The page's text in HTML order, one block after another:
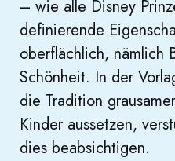
– wie alle Disney
definierende
oberflächlich, nämlich
Schönheit. In der
die Tradition
Kinder aussetzen,
dies beabsichtigen.